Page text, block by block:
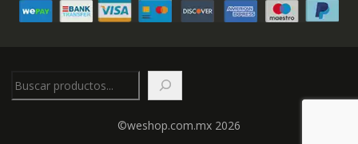
©weshop.com.mx 2026